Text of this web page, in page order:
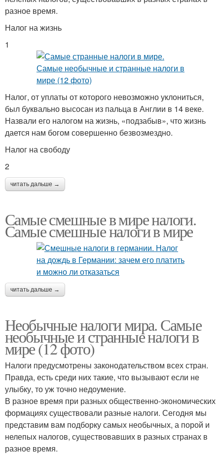
разное время.
Налог на жизнь
1
Налог, от уплаты от которого невозможно уклониться,
был буквально высосан из пальца в Англии в 14 веке.
Назвали его налогом на жизнь, «подзабыв», что жизнь
дается нам богом совершенно безвозмездно.
Налог на свободу
2
читать дальше →
Самые смешные в мире налоги.
Самые смешные налоги в мире
читать дальше →
Необычные налоги мира. Самые
необычные и странные налоги в
мире (12 фото)
Налоги предусмотрены законодательством всех стран.
Правда, есть среди них такие, что вызывают если не
улыбку, то уж точно недоумение.
В разное время при разных общественно-экономических
формациях существовали разные налоги. Сегодня мы
представим вам подборку самых необычных, а порой и
нелепых налогов, существовавших в разных странах в
разное время.